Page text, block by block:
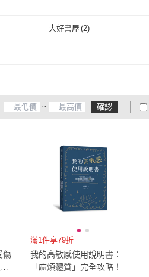
大好書屋 (2)
~ 確認
傷
滿1件享79折
我的高敏感使用說明書：
「麻煩體質」完全攻略！